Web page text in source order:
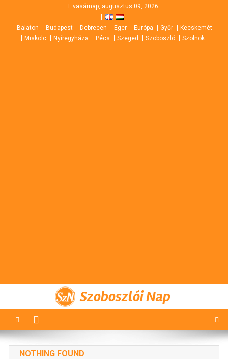
content
vasárnap, augusztus 09, 2026
Balaton Budapest Debrecen Eger Európa Győr
Kecskemét
Miskolc
Nyíregyháza Pécs Szeged Szoboszló Szolnok
Szoboszlói Nap
NOTHING FOUND